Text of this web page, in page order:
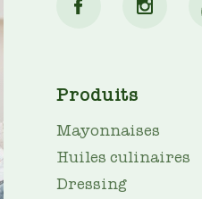
MAIN
NAV
Produits
Mayonnaises
Huiles culinaires
Dressing